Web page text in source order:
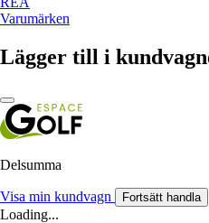
Varumärken
Lägger till i
Delsumma
Visa min kundvagn Fortsätt handla
Loading...